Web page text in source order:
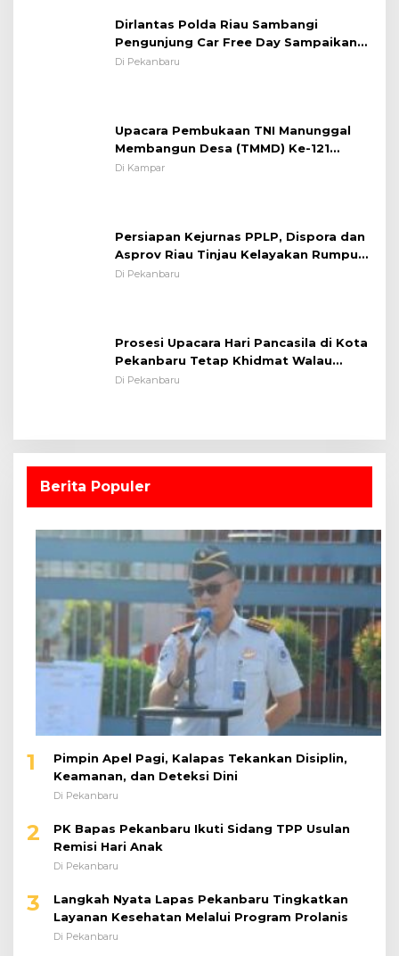
Pentingnya Memelihara dan Menjaga
Situasi Kondusif
Dirlantas Polda Riau Sambangi
Pengunjung Car Free Day Sampaikan
Pesan Edukasi Kamtibmas &
Di Pekanbaru
Kodim 0313/KPR Tahun 2024) ?
Di Kampar
Lapangan Sepakbola
Di Pekanbaru
Prosesi Upacara Hari Pancasila di Kota
Pimpin Apel Pagi, Kalapas Tekankan Disiplin,
Keamanan, dan Deteksi Dini
2
PK Bapas Pekanbaru Ikuti Sidang TPP Usulan
Remisi Hari Anak
Di Pekanbaru
3
Langkah Nyata Lapas Pekanbaru Tingkatkan
Layanan Kesehatan Melalui Program Prolanis
Di Pekanbaru
4
Pastikan Bansos Tepat Sasaran, Pemko
Pekanbaru Gelar Bimtek DTSEN Bagi Operator
Puskessos
Di Pekanbaru